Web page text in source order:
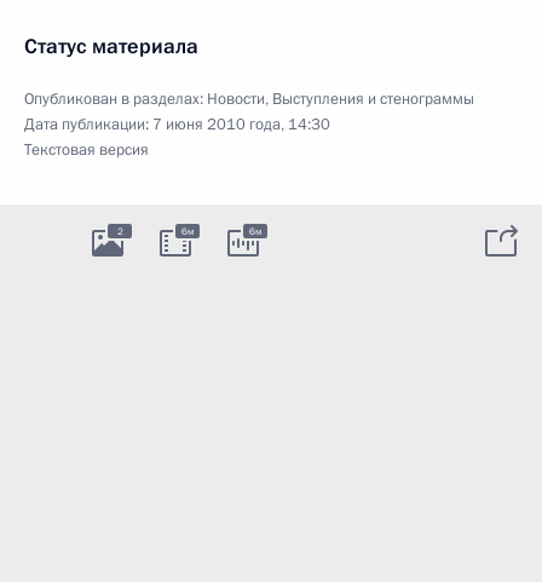
Статус материала
Опубликован в разделах: Новости, Выступления и стенограммы
Дата публикации: 7 июня 2010 года, 14:30
Текстовая версия
2 6м 6м